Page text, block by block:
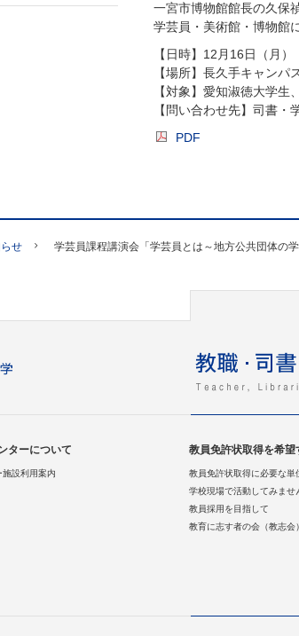
一宮市博物館館長の久保
学芸員・美術館・博物館
【日時】12月16日（月
【場所】長久手キャン
【対象】愛知淑徳大学
【問い合わせ先】司書
PDF
せ 学芸員課程講演会「学芸員とは～地方公共団体の
ターについて
設利用案内
教員免許状取得を希望
教員免許状取得に必要な単
学校現場で活動してみませ
教員採用を目指して
教育に志す者の会（教志会